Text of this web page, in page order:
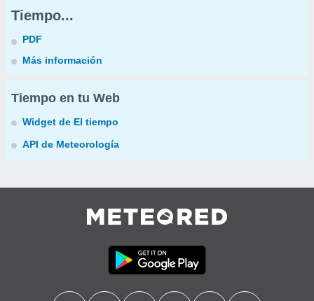
Tiempo...
PDF
Más información
Tiempo en tu Web
Widget de El tiempo
API de Meteorología